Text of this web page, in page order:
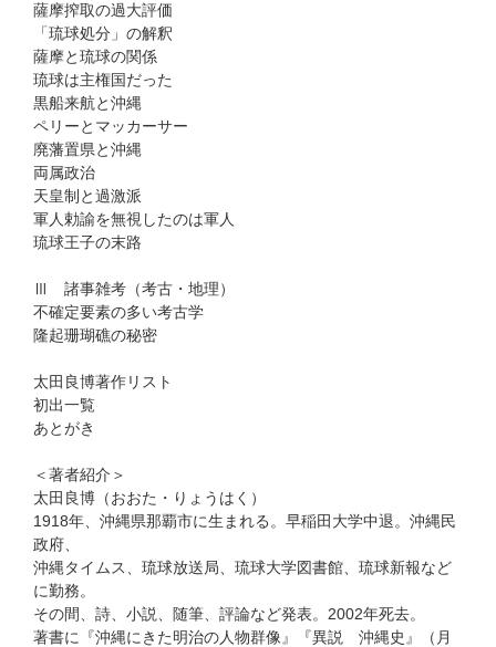
薩摩搾取の過大評価
「琉球処分」の解釈
薩摩と琉球の関係
琉球は主権国だった
黒船来航と沖縄
ペリーとマッカーサー
廃藩置県と沖縄
両属政治
天皇制と過激派
軍人勅諭を無視したのは軍人
琉球王子の末路
Ⅲ 諸事雑考（考古・地理）
不確定要素の多い考古学
隆起珊瑚礁の秘密
太田良博著作リスト
初出一覧
あとがき
＜著者紹介＞
太田良博（おおた・りょうはく）
1918年、沖縄県那覇市に生まれる。早稲田大学中退。沖縄民
政府、
沖縄タイムス、琉球放送局、琉球大学図書館、琉球新報など
に勤務。
その間、詩、小説、随筆、評論など発表。2002年死去。
著書に『沖縄にきた明治の人物群像』『異説 沖縄史』（月